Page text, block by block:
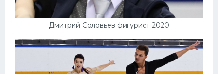
Дмитрий Соловьев фигурист 2020